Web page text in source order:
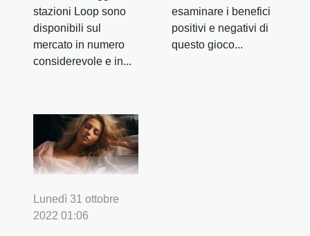
stazioni Loop sono
disponibili sul
mercato in numero
considerevole e in...
esaminare i benefici
positivi e negativi di
questo gioco...
Lunedì 31 ottobre
2022 01:06